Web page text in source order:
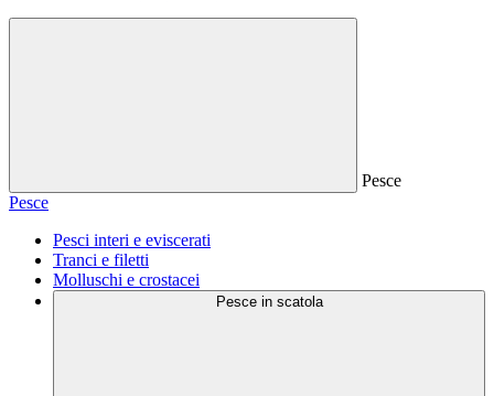
Pesce
Pesce
Pesci interi e eviscerati
Tranci e filetti
Molluschi e crostacei
Pesce in scatola